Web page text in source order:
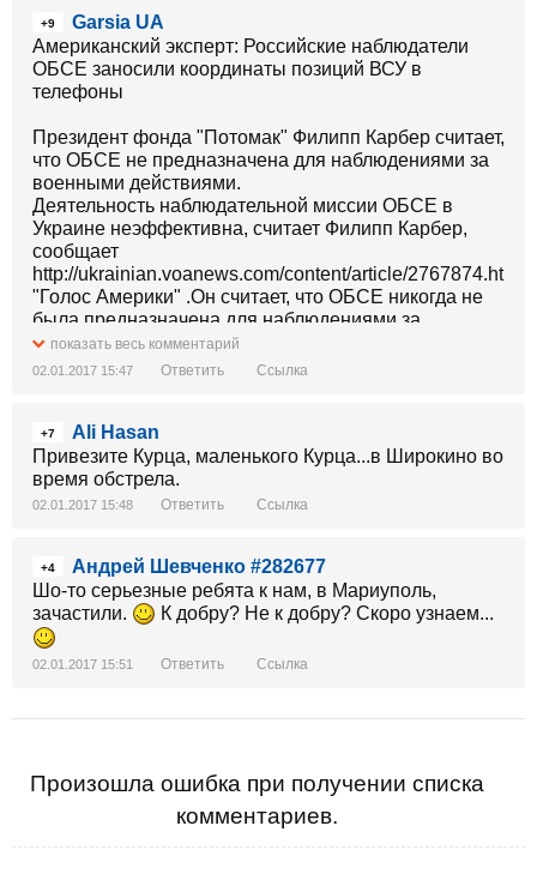
+9
Garsia UA
Американский эксперт: Российские наблюдатели
ОБСЕ заносили координаты позиций ВСУ в
телефоны
Президент фонда "Потомак" Филипп Карбер считает,
что ОБСЕ не предназначена для наблюдениями за
военными действиями.
Деятельность наблюдательной миссии ОБСЕ в
Украине неэффективна, считает Филипп Карбер,
сообщает
http://ukrainian.voanews.com/content/article/2767874.html
"Голос Америки" .Он считает, что ОБСЕ никогда не
была предназначена для наблюдениями за
военными действиями."Я характеризую их скорее,
как советников по браку, нежели адвокатов по
быстрых докладах. Но они просто органически не
способны этого делать, потому что в составе
команды есть россияне", - сказал Карбер.По его
словам, в Мариуполе количество российских
военных и вводили координаты их расположения в
свои мобильные телефоны. ОБСЕ не является
независимой организацией ", - сообщил Карбер.
показать весь комментарий
02.01.2017 15:47 Ответить Ссылка
+7
Ali Hasan
Привезите Курца, маленького Курца...в Широкино во
время обстрела.
02.01.2017 15:48 Ответить Ссылка
+4
Андрей Шевченко #282677
Шо-то серьезные ребята к нам, в Мариуполь,
зачастили.
К добру? Не к добру? Скоро узнаем...
02.01.2017 15:51 Ответить Ссылка
Произошла ошибка при получении списка
комментариев.